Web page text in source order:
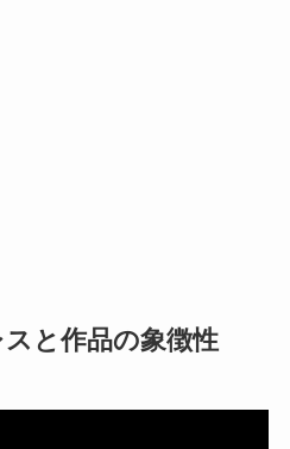
と作品の象徴性